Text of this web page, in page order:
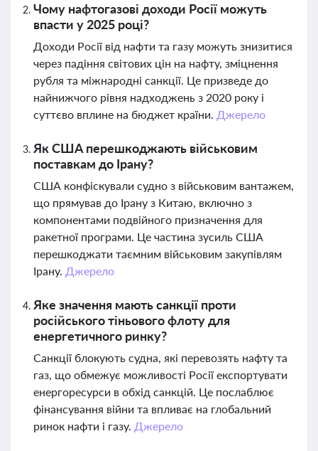
Чому нафтогазові доходи Росії можуть
впасти у 2025 році?
Доходи Росії від нафти та газу можуть знизитися
через падіння світових цін на нафту, зміцнення
рубля та міжнародні санкції. Це призведе до
найнижчого рівня надходжень з 2020 року і
суттєво вплине на бюджет країни. Джерело
Як США перешкоджають військовим
поставкам до Ірану?
США конфіскували судно з військовим вантажем,
що прямував до Ірану з Китаю, включно з
компонентами подвійного призначення для
ракетної програми. Це частина зусиль США
перешкоджати таємним військовим закупівлям
Ірану. Джерело
Яке значення мають санкції проти
російського тіньового флоту для
енергетичного ринку?
Санкції блокують судна, які перевозять нафту та
газ, що обмежує можливості Росії експортувати
енергоресурси в обхід санкцій. Це послаблює
фінансування війни та впливає на глобальний
ринок нафти і газу. Джерело